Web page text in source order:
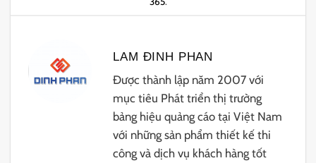
LAM ĐINH PHAN
Được thành lập năm 2007 với
mục tiêu Phát triển thị trường
bảng hiệu quảng cáo tại Việt Nam
với những sản phẩm thiết kế thi
công và dịch vụ khách hàng tốt